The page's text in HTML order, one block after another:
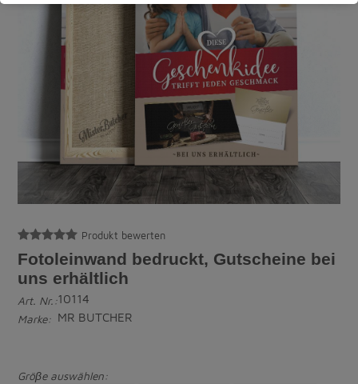
Produkt bewerten
Fotoleinwand bedruckt, Gutscheine bei
uns erhältlich
Art. Nr.:10114
Marke: MR BUTCHER
Gröβe auswählen: